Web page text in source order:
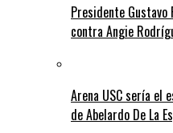
Presidente
contra Angie
Arena USC sería el
de Abelardo De La